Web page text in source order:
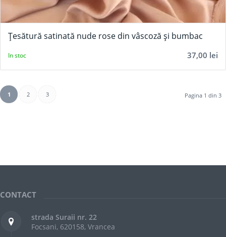
Țesătură satinată nude rose din vâscoză și bumbac
37,00 lei
In stoc
Pagina 1 din 3
1 2 3
CONTACT
strada Suraii nr. 22
Focsani, 620158, Vrancea